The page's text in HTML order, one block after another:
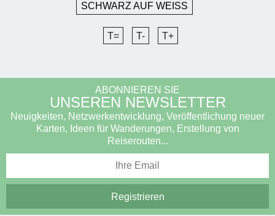
SCHWARZ AUF WEISS
T= T- T+
ABONNIEREN SIE
UNSEREN NEWSLETTER
Neuigkeiten, Netzwerkentwicklung, Veröffentlichung neuer
Karten, Ideen für Wanderungen, Erstellung von
Reiserouten...